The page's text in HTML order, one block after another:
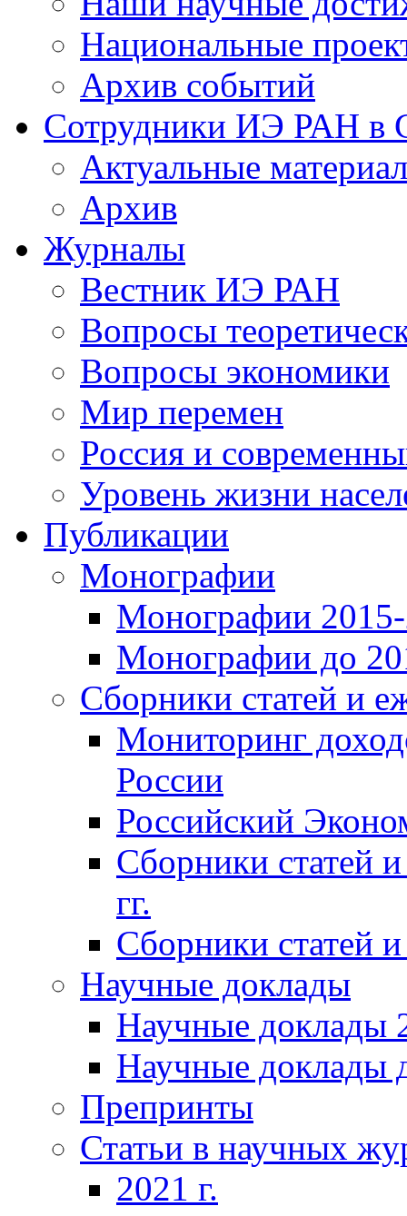
Национальные
Архив событий
Сотрудники ИЭ РАН
Актуальные
Архив
Журналы
Вестник ИЭ РАН
Вопросы
Вопросы экономики
Мир перемен
Россия и
Уровень жизни
Публикации
Монографии
Монографии 2015-
Монографии до
Сборники статей и
Мониторинг
России
Российский
Сборники статей
гг.
Сборники статей
Научные доклады
Научные доклады
Научные доклады
Препринты
Статьи в научных
2021 г.